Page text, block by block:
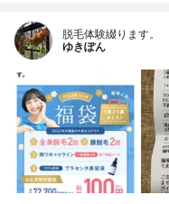
脱毛体験綴ります。
ゆきぽん